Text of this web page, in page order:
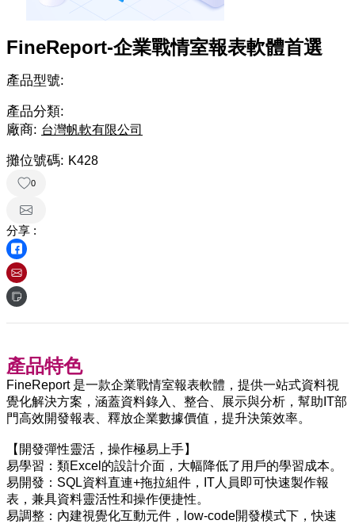
FineReport-企業戰情室報表軟體首選
產品型號:
產品分類:
廠商: 台灣帆軟有限公司
攤位號碼: K428
0
分享 :
產品特色
FineReport 是一款企業戰情室報表軟體，提供一站式資料視
覺化解決方案，涵蓋資料錄入、整合、展示與分析，幫助IT部
門高效開發報表、釋放企業數據價值，提升決策效率。
【開發彈性靈活，操作極易上手】
易學習：類Excel的設計介面，大幅降低了用戶的學習成本。
易開發：SQL資料直連+拖拉組件，IT人員即可快速製作報
表，兼具資料靈活性和操作便捷性。
易調整：內建視覺化互動元件，low-code開發模式下，快速